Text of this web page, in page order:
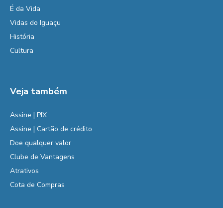
É da Vida
Vidas do Iguaçu
História
Cultura
Veja também
Assine | PIX
Assine | Cartão de crédito
Doe qualquer valor
Clube de Vantagens
Atrativos
Cota de Compras